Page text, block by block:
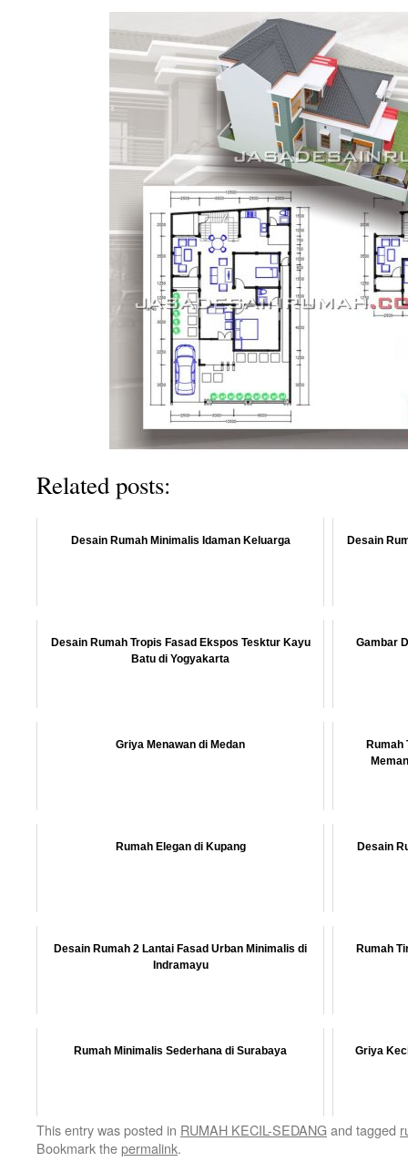
Related posts:
Desain Rumah Minimalis Idaman Keluarga Desain
Desain Rumah Tropis Fasad Ekspos Tesktur Kayu
Batu di Yogyakarta
Gambar
Griya Menawan di Medan
Rumah
Rumah Elegan di Kupang Desain
Desain Rumah 2 Lantai Fasad Urban Minimalis di
Indramayu
Rumah
Rumah Minimalis Sederhana di Surabaya Griya
This entry was posted in RUMAH KECIL-SEDANGand tagged
Bookmark thepermalink.